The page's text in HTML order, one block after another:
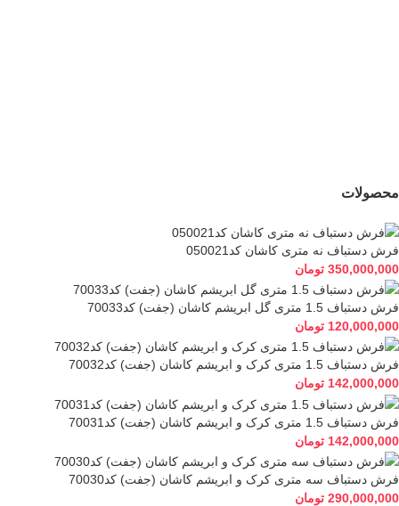
محصولات
فرش دستباف نه متری کاشان کد050021
350,000,000 تومان
فرش دستباف 1.5 متری گل ابریشم کاشان (جفت) کد70033
120,000,000 تومان
فرش دستباف 1.5 متری کرک و ابریشم کاشان (جفت) کد70032
142,000,000 تومان
فرش دستباف 1.5 متری کرک و ابریشم کاشان (جفت) کد70031
142,000,000 تومان
فرش دستباف سه متری کرک و ابریشم کاشان (جفت) کد70030
290,000,000 تومان